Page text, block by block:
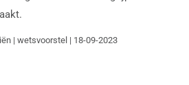
| wetsvoorstel | 18-09-2023